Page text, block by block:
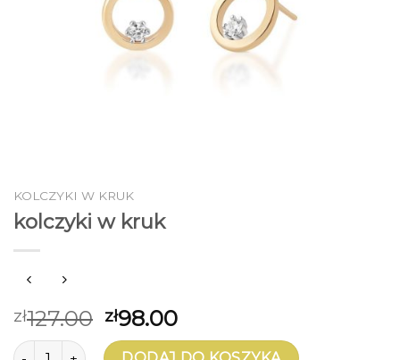
KOLCZYKI W KRUK
kolczyki w kruk
zł127.00 zł98.00
ilość kolczyki w kruk